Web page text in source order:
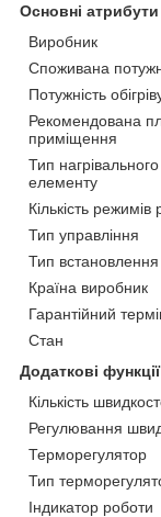
Основні атрибути
Виробник
Споживана
Потужність
Рекомендована
приміщення
Тип нагрівального
елементу
Кількість режимів
Тип управління
Тип встановлення
Країна виробник
Гарантійний
Стан
Додаткові
Кількість
Регулювання
Терморегулятор
Тип
Індикатор роботи